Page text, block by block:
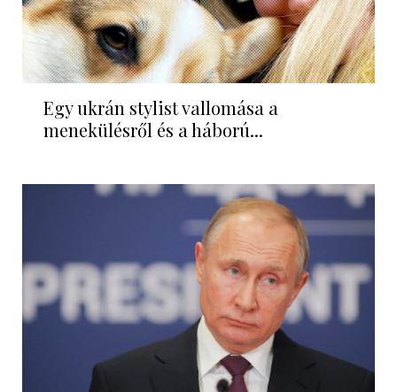
Egy ukrán stylist vallomása a
menekülésről és a háború...